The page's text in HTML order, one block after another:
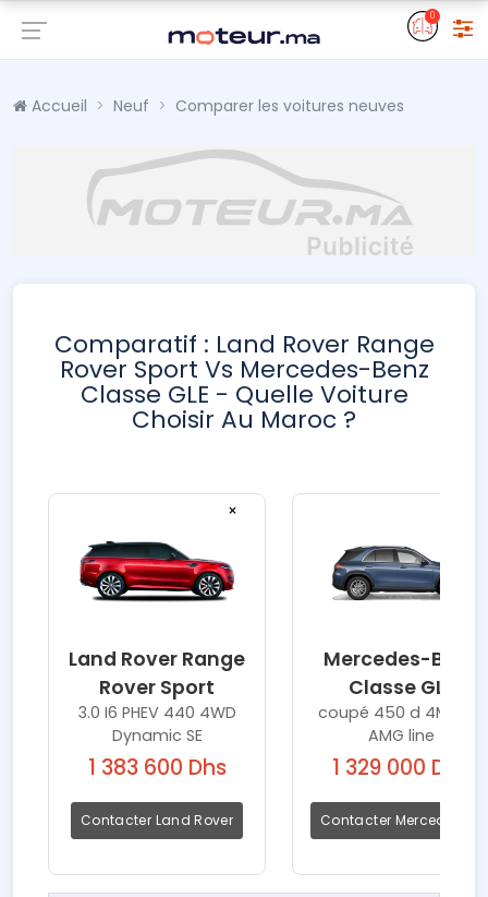
0
Accueil Neuf Comparer les voitures neuves
Comparatif : Land Rover Range
Rover Sport Vs Mercedes-Benz
Classe GLE - Quelle Voiture
Choisir Au Maroc ?
×
Land Rover Range
Rover Sport
3.0 I6 PHEV 440 4WD
Dynamic SE
1 383 600 Dhs
Contacter Land Rover
Mercedes-Benz
Classe GLE
coupé 450 d 4MATIC
AMG line
1 329 000 Dhs
Contacter Mercedes-